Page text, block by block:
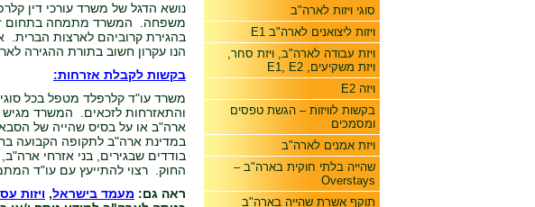
נושא הדגל של משרד עורכי דין
משפחה. המשרד מתמחה בתחום
בהגירת קרוביהם לארצות הברית.
הנו עקרון חשוב בתורת ההגירה
בקשות לקבלת אזרחות:
משרד עו"ד קלרפלד מטפל בכל
והתאזרחות לזכאים. המשרד מגיש
ארה"ב או על בסיס שהייה של
במדינת ארה"ב לתקופה הקבועה
בודדים שבגירים, בני אזרחי
החוק. רצוי להתייעץ עם עו"ד
ראה גם: מעמד בישראל, ויזות
סוגי ויזות לארה"ב
ויזות ליצואנים לארה"ב E1
ויזת עבודה לארה"ב, ויזת סחר,
ויזת משקיעים, E1, E2
ויזה E2
בקשות לוויזות – הגשת טפסים
ומסמכים
ויזת אמנים לארה"ב
שהייה בלתי חוקית בארה"ב –
Overstays
תוקף אשרת שהייה בארה"ב